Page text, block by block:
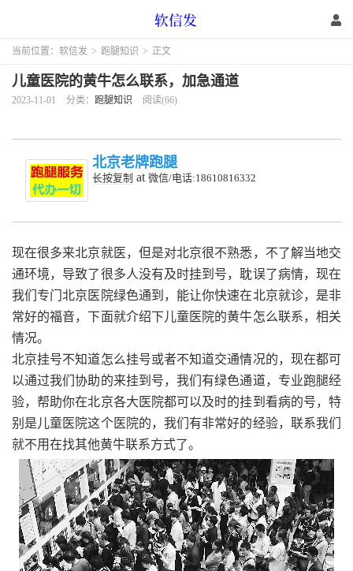
当前位置： 软信发 > 跑腿知识 > 正文
儿童医院的黄牛怎么联系，加急通道
2023-11-01 分类： 跑腿知识 阅读(66)
北京老牌跑腿
长按复制 at 微信/电话:18610816332
现在很多来北京就医，但是对北京很不熟悉，不了解当地交
通环境，导致了很多人没有及时挂到号，耽误了病情，现在
我们专门北京医院绿色通到，能让你快速在北京就诊，是非
常好的福音，下面就介绍下儿童医院的黄牛怎么联系，相关
情况。
北京挂号不知道怎么挂号或者不知道交通情况的，现在都可
以通过我们协助的来挂到号，我们有绿色通道，专业跑腿经
验，帮助你在北京各大医院都可以及时的挂到看病的号，特
别是儿童医院这个医院的，我们有非常好的经验，联系我们
就不用在找其他黄牛联系方式了。